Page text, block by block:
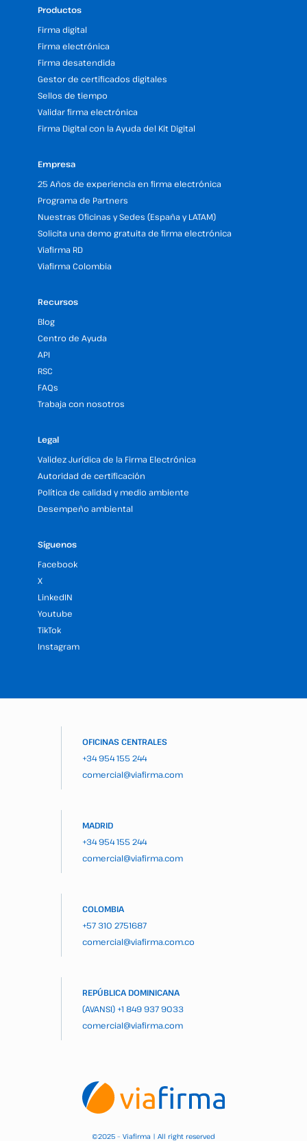
Productos
Firma digital
Firma electrónica
Firma desatendida
Gestor de certificados digitales
Sellos de tiempo
Validar firma electrónica
Firma Digital con la Ayuda del Kit Digital
Empresa
25 Años de experiencia en firma electrónica
Programa de Partners
Nuestras Oficinas y Sedes (España y LATAM)
Solicita una demo gratuita de firma electrónica
Viafirma RD
Viafirma Colombia
Recursos
Blog
Centro de Ayuda
API
RSC
FAQs
Trabaja con nosotros
Legal
Validez Jurídica de la Firma Electrónica
Autoridad de certificación
Política de calidad y medio ambiente
Desempeño ambiental
Síguenos
Facebook
X
LinkedIN
Youtube
TikTok
Instagram
OFICINAS CENTRALES
+34 954 155 244
comercial@viafirma.com
MADRID
+34 954 155 244
comercial@viafirma.com
COLOMBIA
+57 310 2751687
comercial@viafirma.com.co
REPÚBLICA DOMINICANA
(AVANSI) +1 849 937 9033
comercial@viafirma.com
©2025 – Viafirma | All right reserved